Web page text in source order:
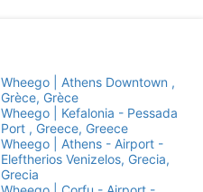
Wheego | Athens Downtown ,
Grèce, Grèce
Wheego | Kefalonia - Pessada
Port , Greece, Greece
Wheego | Athens - Airport -
Eleftherios Venizelos, Grecia,
Grecia